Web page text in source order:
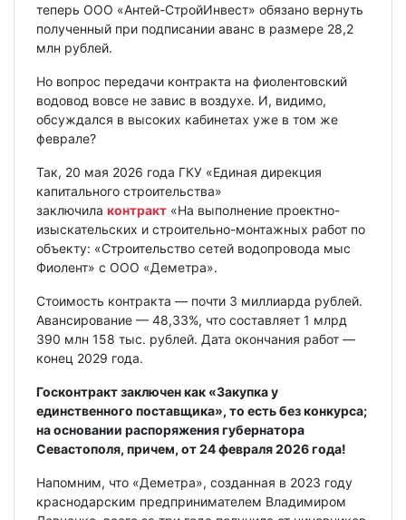
теперь ООО «Антей-СтройИнвест» обязано вернуть
полученный при подписании аванс в размере 28,2
млн рублей.
Но вопрос передачи контракта на фиолентовский
водовод вовсе не завис в воздухе. И, видимо,
обсуждался в высоких кабинетах уже в том же
феврале?
Так, 20 мая 2026 года ГКУ «Единая дирекция
капитального строительства»
заключила контракт «На выполнение проектно-
изыскательских и строительно-монтажных работ по
объекту: «Строительство сетей водопровода мыс
Фиолент» с ООО «Деметра».
Стоимость контракта — почти 3 миллиарда рублей.
Авансирование — 48,33%, что составляет 1 млрд
390 млн 158 тыс. рублей. Дата окончания работ —
конец 2029 года.
Госконтракт заключен как «Закупка у
единственного поставщика», то есть без конкурса;
на основании распоряжения губернатора
Севастополя, причем, от 24 февраля 2026 года!
Напомним, что «Деметра», созданная в 2023 году
краснодарским предпринимателем Владимиром